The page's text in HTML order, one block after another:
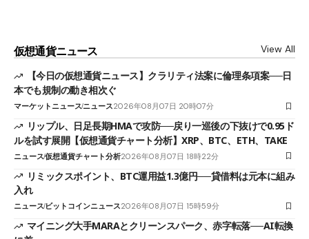
仮想通貨ニュース View All
【今日の仮想通貨ニュース】クラリティ法案に倫理条項案──日
本でも規制の動き相次ぐ
マーケットニュースニュース2026年08月07日 20時07分
リップル、日足長期HMAで攻防──戻り一巡後の下抜けで0.95ド
ルを試す展開【仮想通貨チャート分析】XRP、BTC、ETH、TAKE
ニュース仮想通貨チャート分析2026年08月07日 18時22分
リミックスポイント、BTC運用益1.3億円──貸借料は元本に組み
入れ
ニュースビットコインニュース2026年08月07日 15時59分
マイニング大手MARAとクリーンスパーク、赤字転落──AI転換